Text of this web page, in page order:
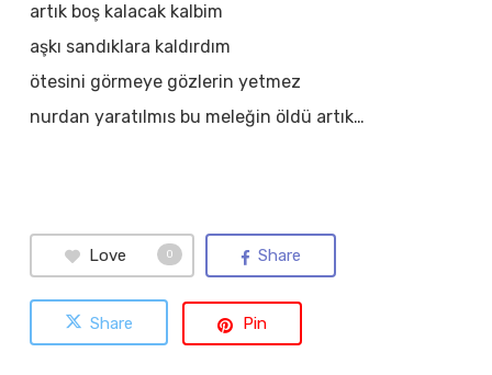
artık boş kalacak kalbim
aşkı sandıklara kaldırdım
ötesini görmeye gözlerin yetmez
nurdan yaratılmıs bu meleğin öldü artık…
Love 0 Share
Share Pin